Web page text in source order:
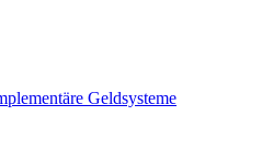
Geldsysteme